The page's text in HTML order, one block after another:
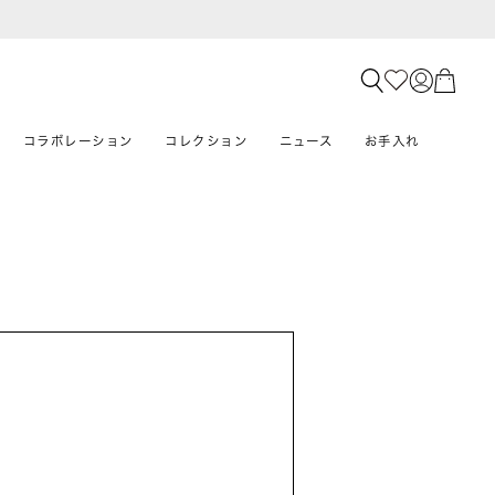
コラボレーション コレクション ニュース お手入れ